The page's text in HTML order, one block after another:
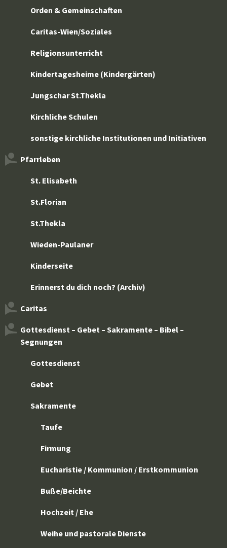
Orden & Gemeinschaften
Caritas-Wien/Soziales
Religionsunterricht
Kindertagesheime (Kindergärten)
Jungschar St.Thekla
Kirchliche Schulen
sonstige kirchliche Institutionen und Initiativen
Pfarrleben
St. Elisabeth
St.Florian
St.Thekla
Wieden-Paulaner
Kinderseite
Erinnerst du dich noch? (Archiv)
Caritas
Gottesdienst – Gebet – Sakramente – Bibel –
Segnungen
Gottesdienst
Gebet
Sakramente
Taufe
Firmung
Eucharistie / Kommunion / Erstkommunion
Buße/Beichte
Hochzeit / Ehe
Weihe und pastorale Dienste